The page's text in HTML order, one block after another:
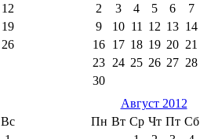
12
19
26
2
3 4 5 6 7
9
10 11 12 13 14
16 17 18 19 20 21
23 24 25 26 27 28
30
Вс
Август 2012
Пн Вт Ср Чт Пт Сб